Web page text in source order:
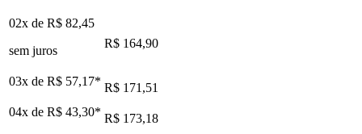
02x de R$ 82,45
sem juros
R$ 164,90
03x de R$ 57,17* R$ 171,51
04x de R$ 43,30* R$ 173,18